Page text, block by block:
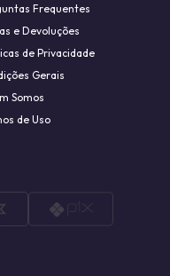
Frequentes
e Devoluções
de Privacidade
Gerais
Somos
de Uso